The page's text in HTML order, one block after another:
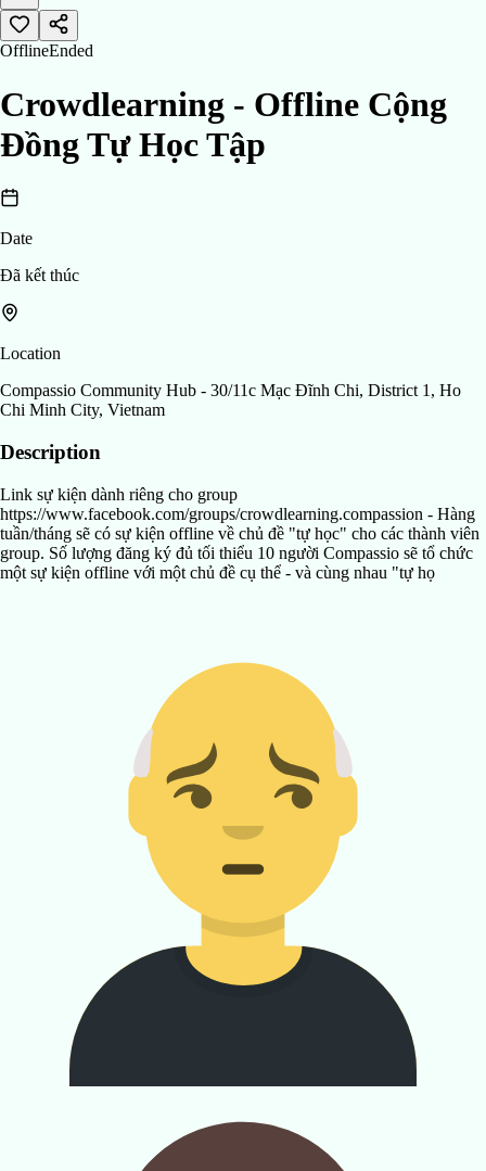
OfflineEnded
Crowdlearning - Offline Cộng
Đồng Tự Học Tập
Date
Đã kết thúc
Location
Compassio Community Hub - 30/11c Mạc Đĩnh Chi, District 1, Ho
Chi Minh City, Vietnam
Description
Link sự kiện dành riêng cho group
https://www.facebook.com/groups/crowdlearning.compassion - Hàng
tuần/tháng sẽ có sự kiện offline về chủ đề "tự học" cho các thành viên
group. Số lượng đăng ký đủ tối thiểu 10 người Compassio sẽ tổ chức
một sự kiện offline với một chủ đề cụ thể - và cùng nhau "tự họ